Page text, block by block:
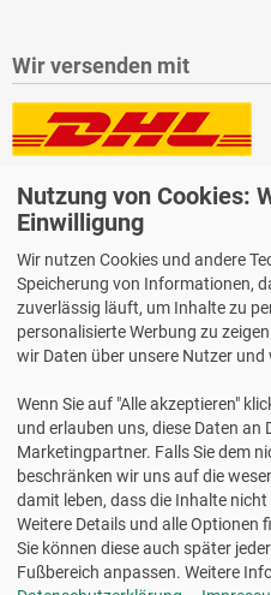
Wir versenden mit
Samstagszustellung
Bequeme
2 Jahre
Alle Texte, Grafiken, Bilder und
geschützt und dürfen nicht
Erlaubnis
© 2026 bits&paper GmbH -
Magic Sticker,
Nutzung von Cookies:
Einwilligung
Wir nutzen Cookies und andere
Speicherung von Informationen,
zuverlässig läuft, um Inhalte zu
personalisierte Werbung zu
wir Daten über unsere Nutzer
Wenn Sie auf "Alle akzeptieren"
und erlauben uns, diese Daten
Marketingpartner. Falls Sie dem
beschränken wir uns auf die
damit leben, dass die Inhalte
Weitere Details und alle Optionen
Sie können diese auch später
Fußbereich anpassen. Weitere